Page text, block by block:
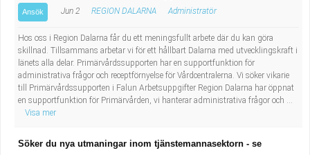
Ansök Jun 2 REGION DALARNA Administratör
Hos oss i Region Dalarna får du ett meningsfullt arbete där du kan göra
skillnad. Tillsammans arbetar vi för ett hållbart Dalarna med utvecklingskraft i
länets alla delar. Primärvårdssupporten har en supportfunktion för
administrativa frågor och receptförnyelse för Vårdcentralerna. Vi söker vikarie
till Primärvårdssupporten i Falun Arbetsuppgifter Region Dalarna har öppnat
en supportfunktion för Primärvården, vi hanterar administrativa frågor och ...
Visa mer
Söker du nya utmaningar inom tjänstemannasektorn - se